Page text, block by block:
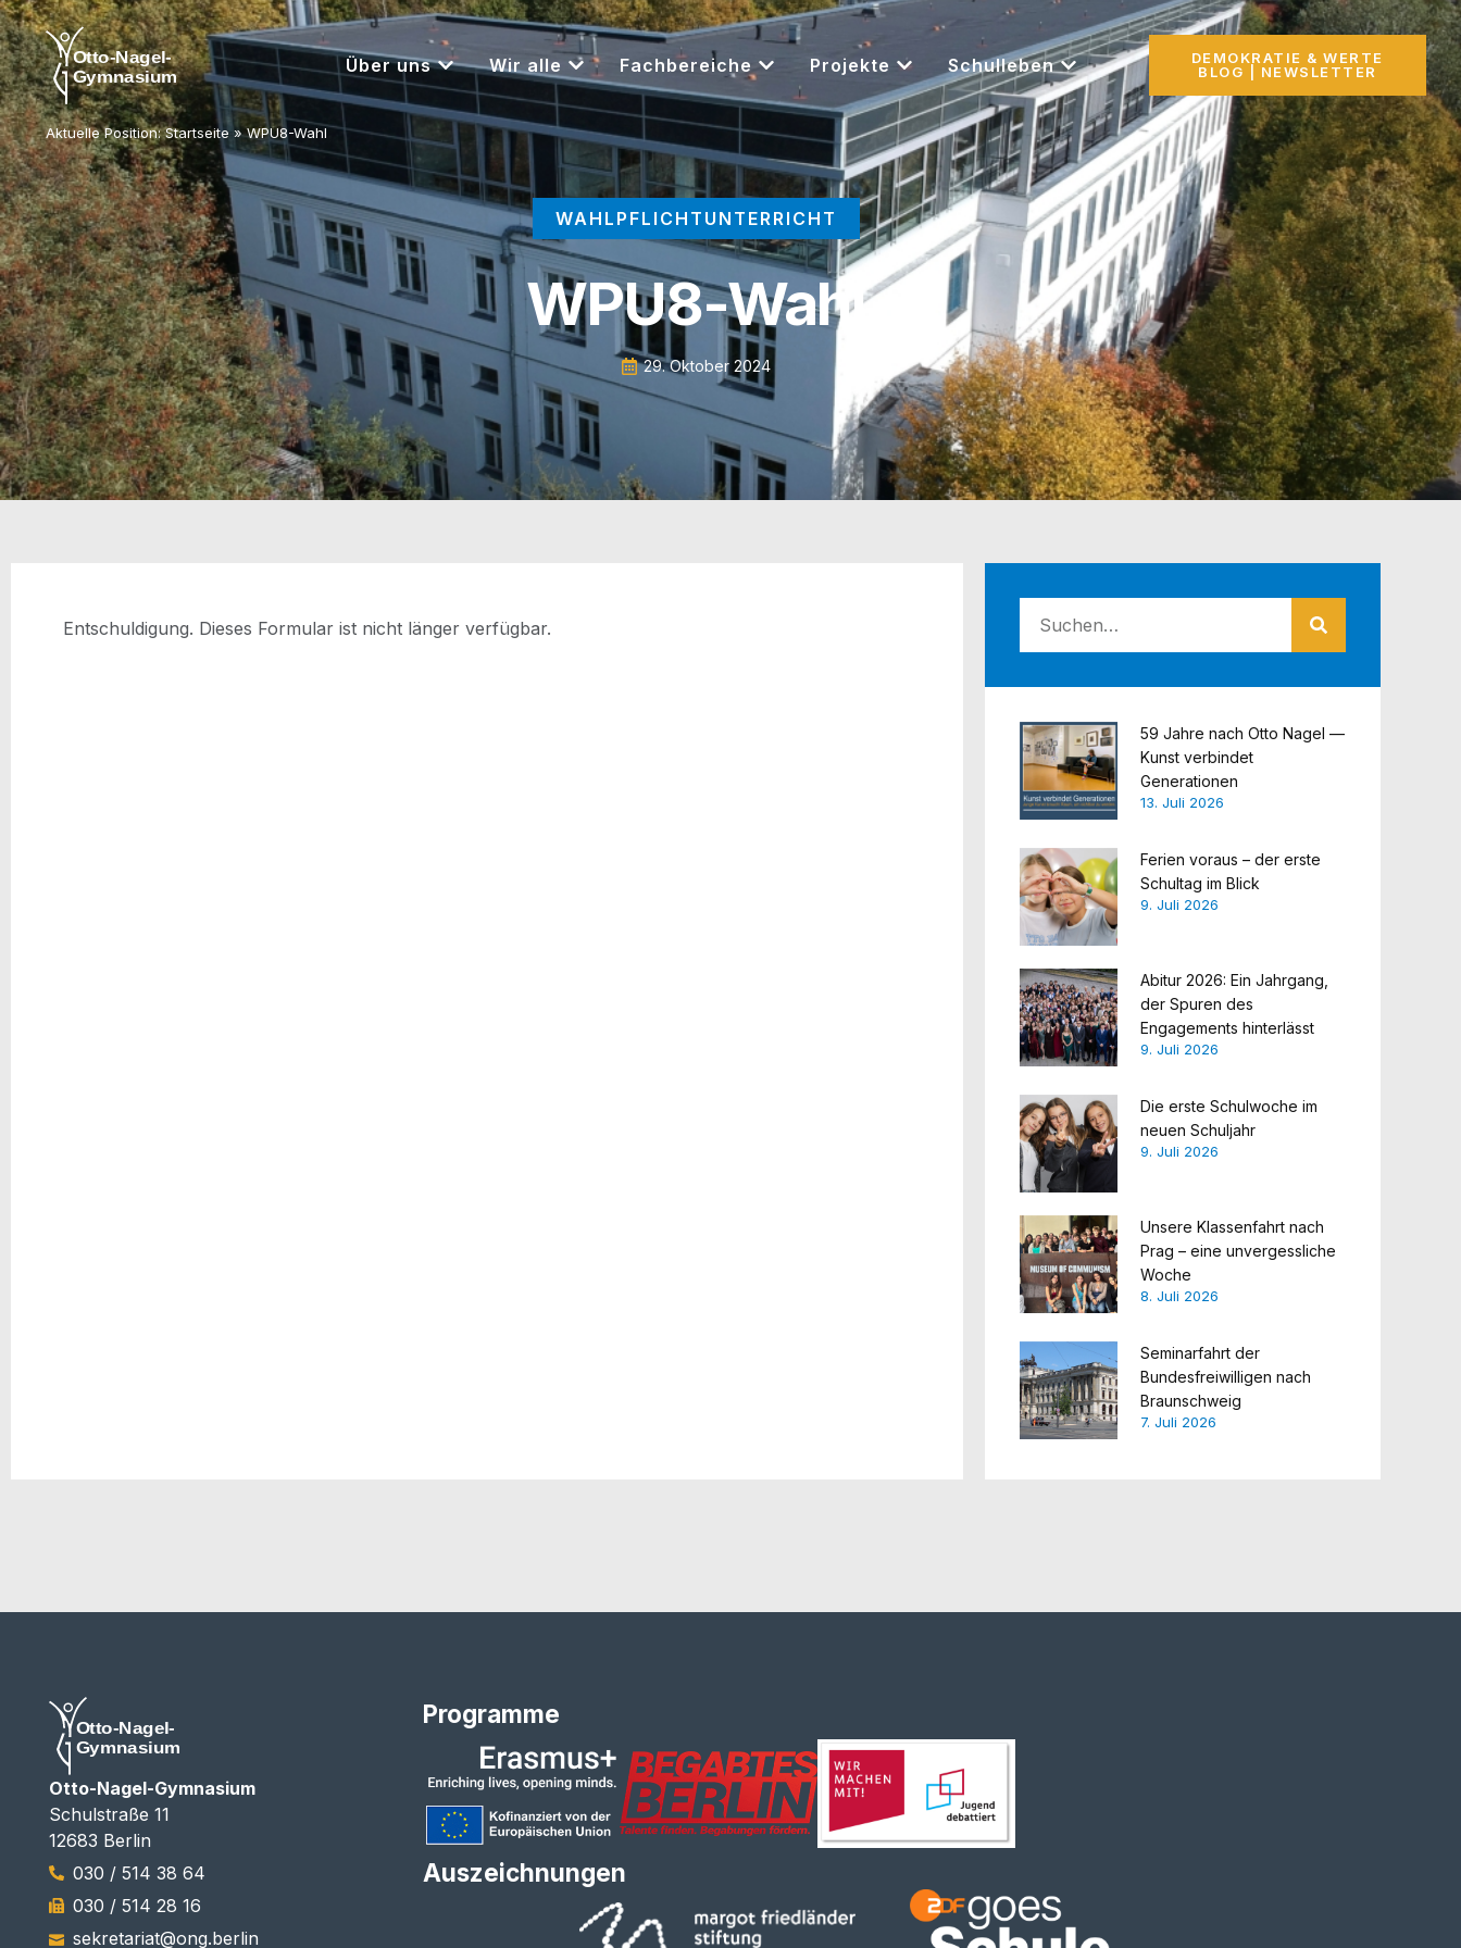
Über uns Wir alle Fachbereiche Projekte Schulleben
DEMOKRATIE & WERTE
BLOG | NEWSLETTER
Aktuelle Position:Startseite »WPU8-Wahl
WAHLPFLICHTUNTERRICHT
WPU8-Wahl
29. Oktober 2024
Ent­schul­di­gung. Die­ses For­mu­lar ist nicht län­ger verfügbar.
59 Jahre nach Otto Nagel —
Kunst verbindet
Generationen
13. Juli 2026
Ferien voraus – der erste
Schultag im Blick
9. Juli 2026
Abitur 2026: Ein Jahrgang,
der Spuren des
Engagements hinterlässt
9. Juli 2026
Die erste Schulwoche im
neuen Schuljahr
9. Juli 2026
Unsere Klassenfahrt nach
Prag – eine unvergessliche
Woche
8. Juli 2026
Seminarfahrt der
Bundesfreiwilligen nach
Braunschweig
7. Juli 2026
Otto-Nagel-Gymnasium
Schulstraße 11
12683 Berlin
030 / 514 38 64
030 / 514 28 16
sekretariat@ong.berlin
Programme
Auszeichnungen